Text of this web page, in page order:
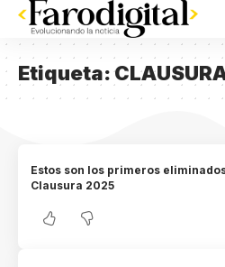
Etiqueta:
Estos son los primeros
Clausura 2025